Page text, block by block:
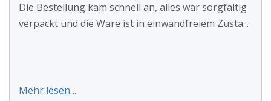
Die Bestellung kam schnell an, alles war sorgfältig
verpackt und die Ware ist in einwandfreiem Zusta...
Mehr lesen ...